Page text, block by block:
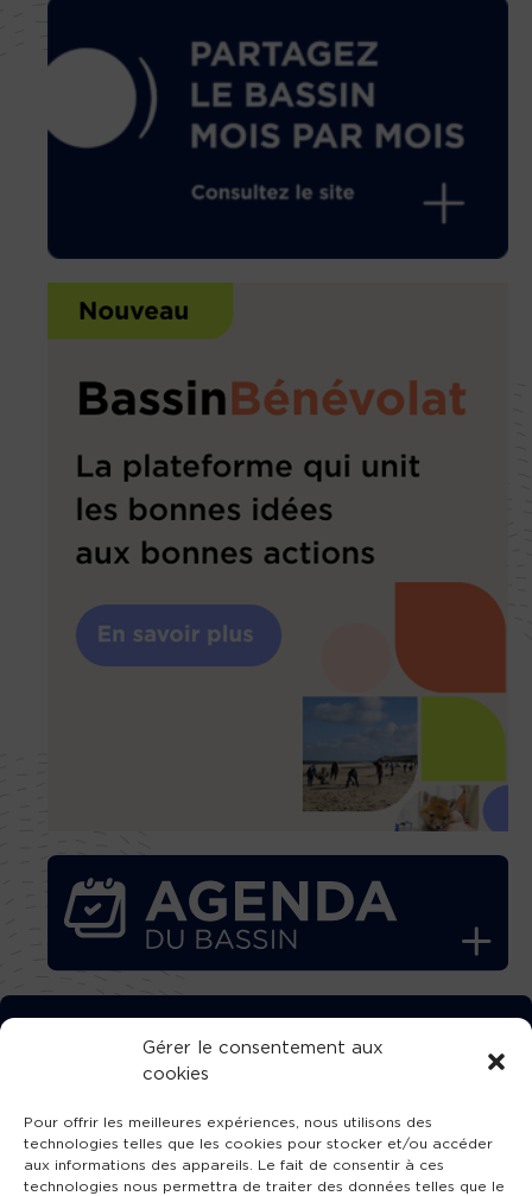
Gérer le consentement aux
cookies
Pour offrir les meilleures expériences, nous utilisons des
technologies telles que les cookies pour stocker et/ou accéder
aux informations des appareils. Le fait de consentir à ces
technologies nous permettra de traiter des données telles que le
TÉLÉCHARGEZ GRATUITEMENT
L’APPLICATION TVBA !